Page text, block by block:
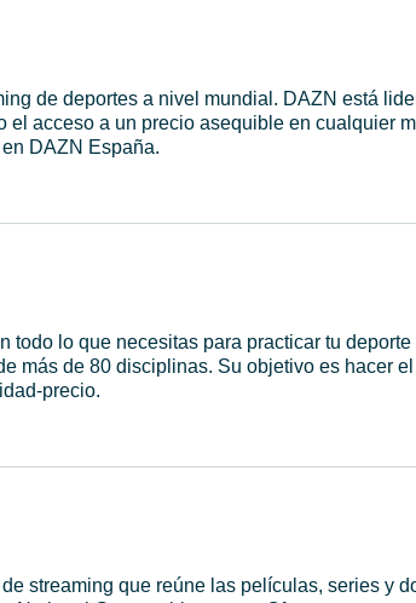
de deportes a nivel mundial. DAZN está
el acceso a un precio asequible en cualquier
DAZN España.
todo lo que necesitas para practicar tu
más de 80 disciplinas. Su objetivo es hacer
precio.
streaming que reúne las películas, series y